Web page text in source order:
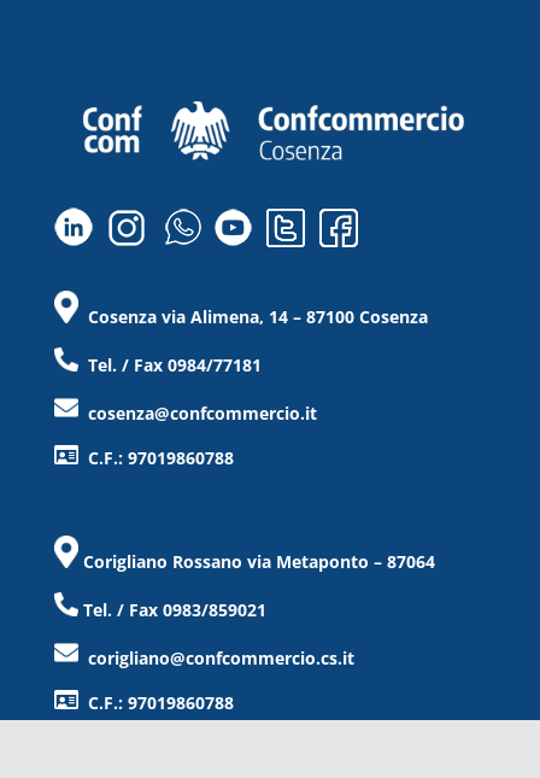
Cosenza via Alimena, 14 – 87100 Cosenza
Tel. / Fax 0984/77181
cosenza@confcommercio.it
C.F.: 97019860788
Corigliano Rossano via Metaponto – 87064
Tel. / Fax 0983/859021
corigliano@confcommercio.cs.it
C.F.: 97019860788